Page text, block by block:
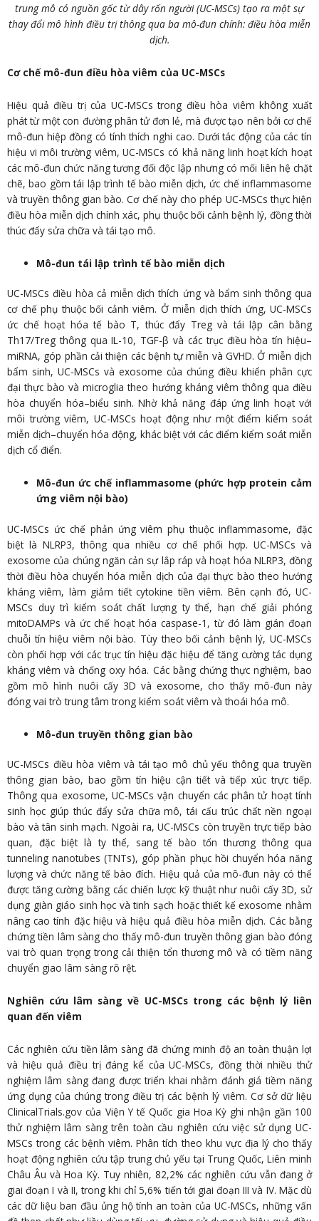
trung mô có nguồn gốc từ dây rốn người (UC-MSCs) tạo ra một sự
thay đổi mô hình điều trị thông qua ba mô-đun chính: điều hòa miễn
dịch.
Cơ chế mô-đun điều hòa viêm của UC-MSCs
Hiệu quả điều trị của UC-MSCs trong điều hòa viêm không xuất
phát từ một con đường phân tử đơn lẻ, mà được tạo nên bởi cơ chế
mô-đun hiệp đồng có tính thích nghi cao. Dưới tác động của các tín
hiệu vi môi trường viêm, UC-MSCs có khả năng linh hoạt kích hoạt
các mô-đun chức năng tương đối độc lập nhưng có mối liên hệ chặt
chẽ, bao gồm tái lập trình tế bào miễn dịch, ức chế inflammasome
và truyền thông gian bào. Cơ chế này cho phép UC-MSCs thực hiện
điều hòa miễn dịch chính xác, phụ thuộc bối cảnh bệnh lý, đồng thời
thúc đẩy sửa chữa và tái tạo mô.
Mô-đun tái lập trình tế bào miễn dịch
UC-MSCs điều hòa cả miễn dịch thích ứng và bẩm sinh thông qua
cơ chế phụ thuộc bối cảnh viêm. Ở miễn dịch thích ứng, UC-MSCs
ức chế hoạt hóa tế bào T, thúc đẩy Treg và tái lập cân bằng
Th17/Treg thông qua IL-10, TGF-β và các trục điều hòa tín hiệu–
miRNA, góp phần cải thiện các bệnh tự miễn và GVHD. Ở miễn dịch
bẩm sinh, UC-MSCs và exosome của chúng điều khiển phân cực
đại thực bào và microglia theo hướng kháng viêm thông qua điều
hòa chuyển hóa–biểu sinh. Nhờ khả năng đáp ứng linh hoạt với
môi trường viêm, UC-MSCs hoạt động như một điểm kiểm soát
miễn dịch–chuyển hóa động, khác biệt với các điểm kiểm soát miễn
dịch cổ điển.
Mô-đun ức chế inflammasome (phức hợp protein cảm
ứng viêm nội bào)
UC-MSCs ức chế phản ứng viêm phụ thuộc inflammasome, đặc
biệt là NLRP3, thông qua nhiều cơ chế phối hợp. UC-MSCs và
exosome của chúng ngăn cản sự lắp ráp và hoạt hóa NLRP3, đồng
thời điều hòa chuyển hóa miễn dịch của đại thực bào theo hướng
kháng viêm, làm giảm tiết cytokine tiền viêm. Bên cạnh đó, UC-
MSCs duy trì kiểm soát chất lượng ty thể, hạn chế giải phóng
mitoDAMPs và ức chế hoạt hóa caspase-1, từ đó làm gián đoạn
chuỗi tín hiệu viêm nội bào. Tùy theo bối cảnh bệnh lý, UC-MSCs
còn phối hợp với các trục tín hiệu đặc hiệu để tăng cường tác dụng
kháng viêm và chống oxy hóa. Các bằng chứng thực nghiệm, bao
gồm mô hình nuôi cấy 3D và exosome, cho thấy mô-đun này
đóng vai trò trung tâm trong kiểm soát viêm và thoái hóa mô.
Mô-đun truyền thông gian bào
UC-MSCs điều hòa viêm và tái tạo mô chủ yếu thông qua truyền
thông gian bào, bao gồm tín hiệu cận tiết và tiếp xúc trực tiếp.
Thông qua exosome, UC-MSCs vận chuyển các phân tử hoạt tính
sinh học giúp thúc đẩy sửa chữa mô, tái cấu trúc chất nền ngoại
bào và tân sinh mạch. Ngoài ra, UC-MSCs còn truyền trực tiếp bào
quan, đặc biệt là ty thể, sang tế bào tổn thương thông qua
tunneling nanotubes (TNTs), góp phần phục hồi chuyển hóa năng
lượng và chức năng tế bào đích. Hiệu quả của mô-đun này có thể
được tăng cường bằng các chiến lược kỹ thuật như nuôi cấy 3D, sử
dụng giàn giáo sinh học và tinh sạch hoặc thiết kế exosome nhằm
nâng cao tính đặc hiệu và hiệu quả điều hòa miễn dịch. Các bằng
chứng tiền lâm sàng cho thấy mô-đun truyền thông gian bào đóng
vai trò quan trọng trong cải thiện tổn thương mô và có tiềm năng
chuyển giao lâm sàng rõ rệt.
Nghiên cứu lâm sàng về UC-MSCs trong các bệnh lý liên
quan đến viêm
Các nghiên cứu tiền lâm sàng đã chứng minh độ an toàn thuận lợi
và hiệu quả điều trị đáng kể của UC-MSCs, đồng thời nhiều thử
nghiệm lâm sàng đang được triển khai nhằm đánh giá tiềm năng
ứng dụng của chúng trong điều trị các bệnh lý viêm. Cơ sở dữ liệu
ClinicalTrials.gov của Viện Y tế Quốc gia Hoa Kỳ ghi nhận gần 100
thử nghiệm lâm sàng trên toàn cầu nghiên cứu việc sử dụng UC-
MSCs trong các bệnh viêm. Phân tích theo khu vực địa lý cho thấy
hoạt động nghiên cứu tập trung chủ yếu tại Trung Quốc, Liên minh
Châu Âu và Hoa Kỳ. Tuy nhiên, 82,2% các nghiên cứu vẫn đang ở
giai đoạn I và II, trong khi chỉ 5,6% tiến tới giai đoạn III và IV. Mặc dù
các dữ liệu ban đầu ủng hộ tính an toàn của UC-MSCs, những vấn